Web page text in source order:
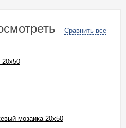
Сравнить все
20x50
мозаика 20x50